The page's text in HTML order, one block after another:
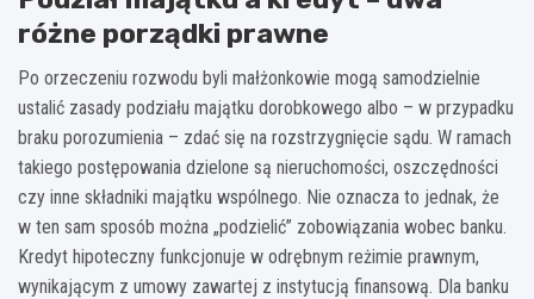
różne porządki prawne
Po orzeczeniu rozwodu byli małżonkowie mogą samodzielnie
ustalić zasady podziału majątku dorobkowego albo – w przypadku
braku porozumienia – zdać się na rozstrzygnięcie sądu. W ramach
takiego postępowania dzielone są nieruchomości, oszczędności
czy inne składniki majątku wspólnego. Nie oznacza to jednak, że
w ten sam sposób można „podzielić” zobowiązania wobec banku.
Kredyt hipoteczny funkcjonuje w odrębnym reżimie prawnym,
wynikającym z umowy zawartej z instytucją finansową. Dla banku